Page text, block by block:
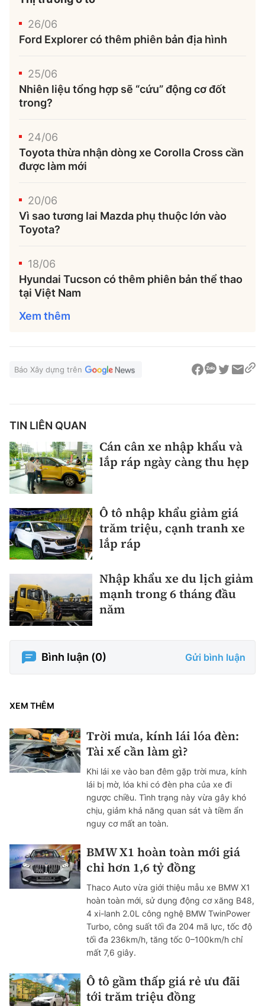
26/06
Ford Explorer có thêm phiên bản địa hình
25/06
Nhiên liệu tổng hợp sẽ “cứu” động cơ đốt
trong?
24/06
Toyota thừa nhận dòng xe Corolla Cross cần
được làm mới
20/06
Vì sao tương lai Mazda phụ thuộc lớn vào
Toyota?
18/06
Hyundai Tucson có thêm phiên bản thể thao
tại Việt Nam
Xem thêm
Báo Xây dựng trên
TIN LIÊN QUAN
Cán cân xe nhập khẩu và
lắp ráp ngày càng thu hẹp
Ô tô nhập khẩu giảm giá
trăm triệu, cạnh tranh xe
lắp ráp
Nhập khẩu xe du lịch giảm
mạnh trong 6 tháng đầu
năm
Bình luận (0) Gửi bình luận
XEM THÊM
Trời mưa, kính lái lóa đèn:
Tài xế cần làm gì?
Khi lái xe vào ban đêm gặp trời mưa, kính
lái bị mờ, lóa khi có đèn pha của xe đi
ngược chiều. Tình trạng này vừa gây khó
chịu, giảm khả năng quan sát và tiềm ẩn
nguy cơ mất an toàn.
BMW X1 hoàn toàn mới giá
chỉ hơn 1,6 tỷ đồng
Thaco Auto vừa giới thiệu mẫu xe BMW X1
hoàn toàn mới, sử dụng động cơ xăng B48,
4 xi-lanh 2.0L công nghệ BMW TwinPower
Turbo, công suất tối đa 204 mã lực, tốc độ
tối đa 236km/h, tăng tốc 0–100km/h chỉ
mất 7,6 giây.
Ô tô gầm thấp giá rẻ ưu đãi
tới trăm triệu đồng